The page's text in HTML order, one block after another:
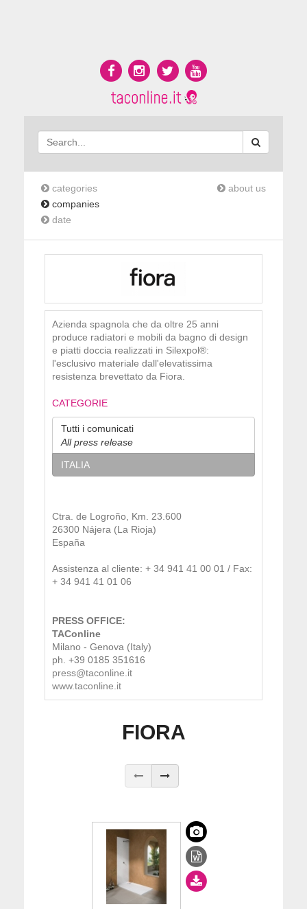
categories
companies
date
about us
Azienda spagnola che da oltre 25 anni
produce radiatori e mobili da bagno di design
e piatti doccia realizzati in Silexpol®:
l'esclusivo materiale dall'elevatissima
resistenza brevettato da Fiora.
CATEGORIE
Tutti i comunicati
All press release
ITALIA
Ctra. de Logroño, Km. 23.600
26300 Nájera (La Rioja)
España
Assistenza al cliente: + 34 941 41 00 01 / Fax:
+ 34 941 41 01 06
PRESS OFFICE:
TAConline
Milano - Genova (Italy)
ph. +39 0185 351616
press@taconline.it
www.taconline.it
FIORA